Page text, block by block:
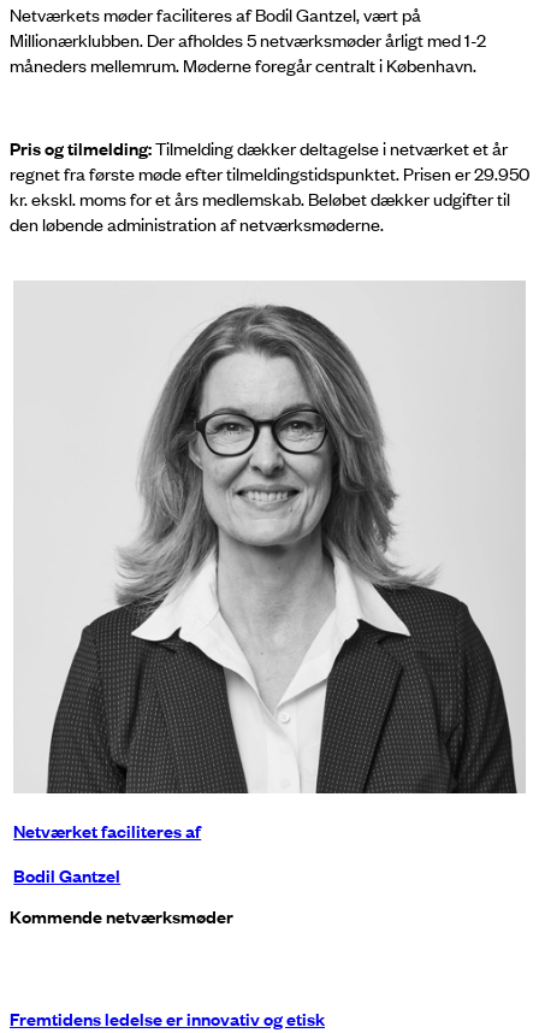
Netværkets møder faciliteres af Bodil Gantzel, vært på
Millionærklubben. Der afholdes 5 netværksmøder årligt med 1-2
måneders mellemrum. Møderne foregår centralt i København.
Pris og tilmelding:Tilmelding dækker deltagelse i netværket et år
regnet fra første møde efter tilmeldingstidspunktet. Prisen er 29.950
kr. ekskl. moms for et års medlemskab. Beløbet dækker udgifter til
den løbende administration af netværksmøderne.
Netværket faciliteres af
Bodil Gantzel
Kommende netværksmøder
Fremtidens ledelse er innovativ og etisk